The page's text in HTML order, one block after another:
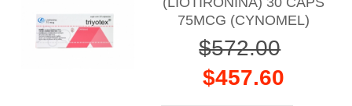
75MCG (CYNOMEL)
$572.00
$457.60